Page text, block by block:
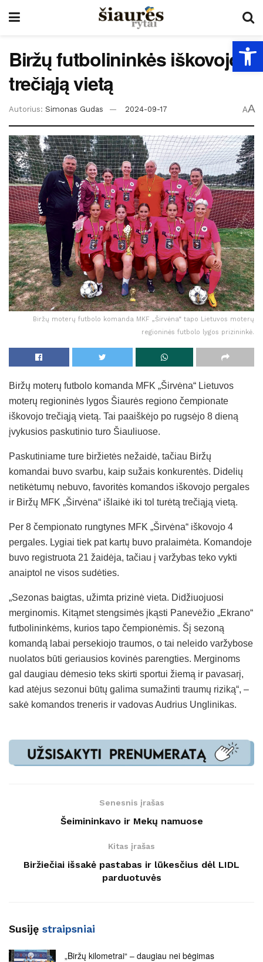
Biržų futbolininkės iškovojo
trečiąją vietą
Autorius: Simonas Gudas 2024-09-17 AA
Biržų moterų futbolo komanda MKF „Širvėna“ tapo Lietuvos moterų
regioninės futbolo lygos prizininkė.
Biržų moterų futbolo komanda MFK „Širvėna“ Lietuvos
moterų regioninės lygos Šiaurės regiono čempionate
iškovojo trečiąją vietą. Tai paaiškėjo po rugsėjo 8 dieną
įvykusios paskutinio turo Šiauliuose.
Paskutiniame ture biržietės nežaidė, tačiau Biržų
komandai buvo svarbu, kaip sužais konkurentės. Didelių
netikėtumų nebuvo, favoritės komandos iškovojo pergales
ir Biržų MFK „Širvėna“ išlaikė iki tol turėtą trečiąją vietą.
Per 8 čempionato rungtynes MFK „Širvėna“ iškovojo 4
pergales. Lygiai tiek pat kartų buvo pralaimėta. Komandoje
buvo registruota 21 žaidėja, tačiau į varžybas teko vykti
anaiptol ne visos sudėties.
„Sezonas baigtas, užimta prizinė vieta. Didžiuojuosi
merginomis. Kitąmet stengsimės įkąsti Panevėžio „Ekrano“
futbolininkėms, kurios tapo čempionėmis. Šį sezoną
komandą labai persekiojo traumos, o tai neleido varžybose
nuolatos būti geriausios kovinės parengties. Merginoms
gal daugiau dėmesio teks skirti sportui žiemą ir pavasarį,
kad atėjus sezonui būtų galima sumažinti traumų riziką“, –
sakė komandos treneris ir vadovas Audrius Unglinikas.
Senesnis įrašas
Šeimininkavo ir Mekų namuose
Kitas įrašas
Biržiečiai išsakė pastabas ir lūkesčius dėl LIDL
parduotuvės
Susiję straipsniai
„Biržų kilometrai“ – daugiau nei bėgimas